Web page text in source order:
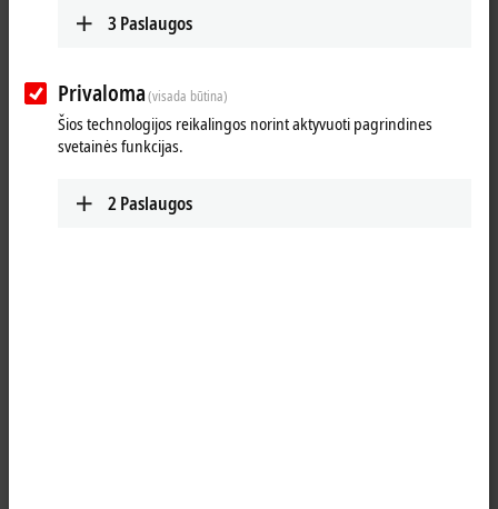
training@beckhoff.com.tr
www.beckhoff.com/tr-tr/
3 Paslaugos
Privaloma(visada būtina)
Šios technologijos reikalingos norint aktyvuoti pagrindines
svetainės funkcijas.
2 Paslaugos